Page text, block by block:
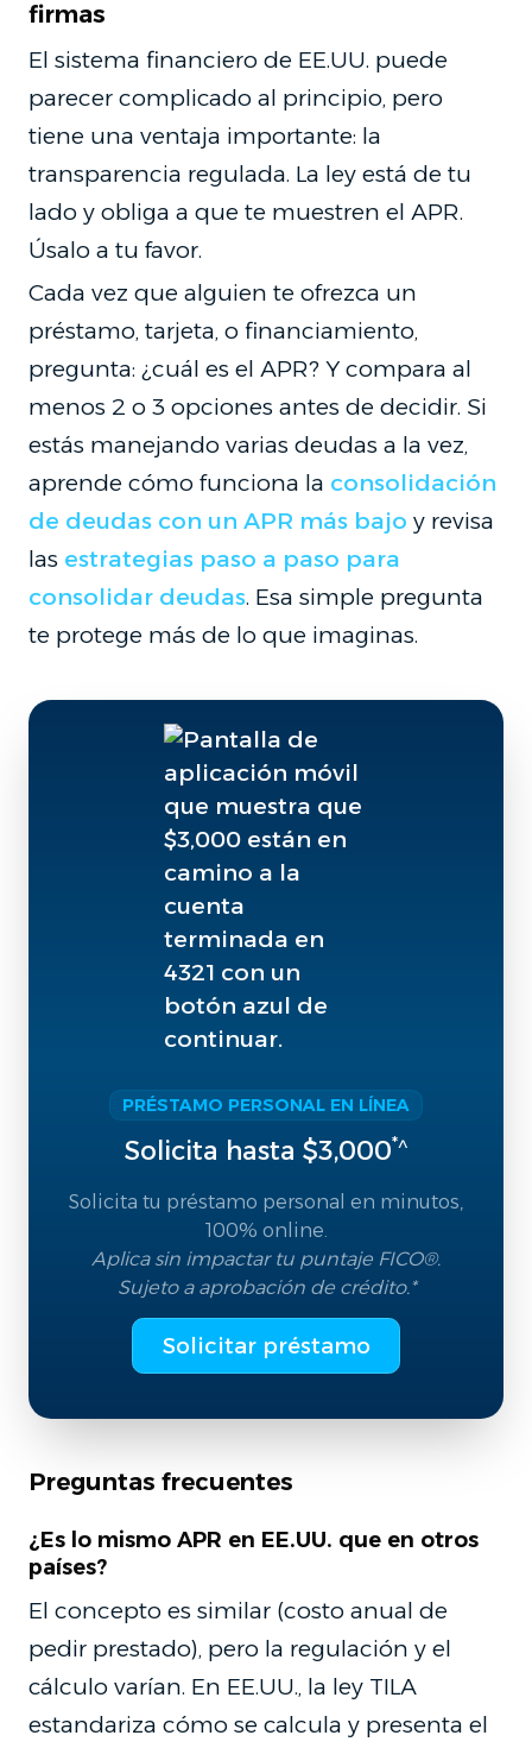
firmas
El sistema financiero de EE.UU. puede
parecer complicado al principio, pero
tiene una ventaja importante: la
transparencia regulada. La ley está de tu
lado y obliga a que te muestren el APR.
Úsalo a tu favor.
Cada vez que alguien te ofrezca un
préstamo, tarjeta, o financiamiento,
pregunta: ¿cuál es el APR? Y compara al
menos 2 o 3 opciones antes de decidir. Si
estás manejando varias deudas a la vez,
aprende cómo funciona la consolidación
de deudas con un APR más bajo y revisa
las estrategias paso a paso para
consolidar deudas. Esa simple pregunta
te protege más de lo que imaginas.
PRÉSTAMO PERSONAL EN LÍNEA
Solicita hasta $3,000*^
Solicita tu préstamo personal en minutos,
100% online.
Aplica sin impactar tu puntaje FICO®.
Sujeto a aprobación de crédito.*
Solicitar préstamo
Preguntas frecuentes
¿Es lo mismo APR en EE.UU. que en otros
países?
El concepto es similar (costo anual de
pedir prestado), pero la regulación y el
cálculo varían. En EE.UU., la ley TILA
estandariza cómo se calcula y presenta el